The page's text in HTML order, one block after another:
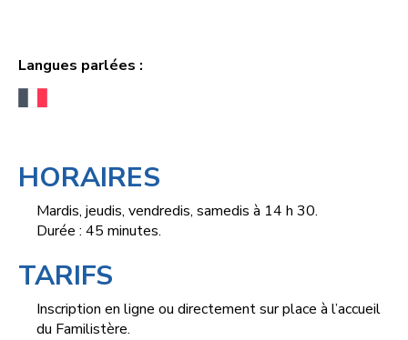
Langues parlées :
HORAIRES
Mardis, jeudis, vendredis, samedis à 14 h 30.
Durée : 45 minutes.
TARIFS
Inscription en ligne ou directement sur place à l’accueil
du Familistère.